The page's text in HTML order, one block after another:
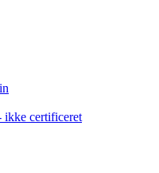
certificeret